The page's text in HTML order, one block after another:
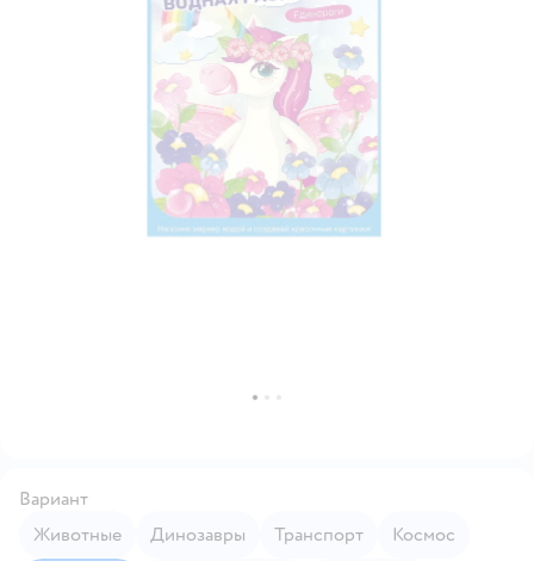
Вариант
Животные
Динозавры Транспорт
Космос